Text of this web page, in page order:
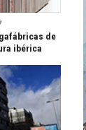
de
ibérica